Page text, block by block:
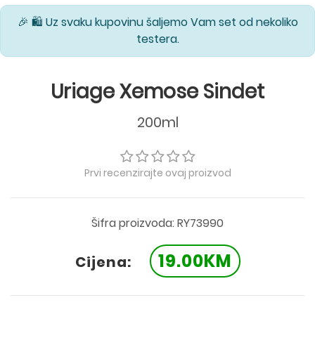
🎉 🛍️ Uz svaku kupovinu šaljemo Vam set od nekoliko
testera.
Uriage Xemose Sindet
200ml
Prvi recenzirajte ovaj proizvod
Šifra proizvoda: RY73990
Cijena: 19.00KM